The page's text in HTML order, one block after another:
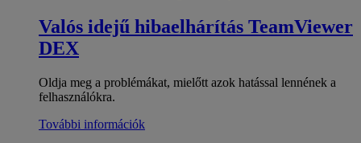
Valós idejű hibaelhárítás TeamViewer
DEX
Oldja meg a problémákat, mielőtt azok hatással lennének a
felhasználókra.
További információk